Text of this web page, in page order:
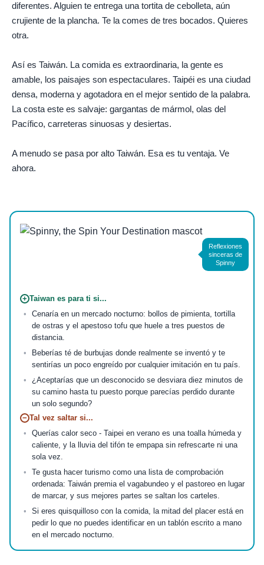
diferentes. Alguien te entrega una tortita de cebolleta, aún
crujiente de la plancha. Te la comes de tres bocados. Quieres
otra.
Así es Taiwán. La comida es extraordinaria, la gente es
amable, los paisajes son espectaculares. Taipéi es una ciudad
densa, moderna y agotadora en el mejor sentido de la palabra.
La costa este es salvaje: gargantas de mármol, olas del
Pacífico, carreteras sinuosas y desiertas.
A menudo se pasa por alto Taiwán. Esa es tu ventaja. Ve
ahora.
Reflexiones
sinceras de
Spinny
+ Taiwan es para ti si...
Cenaría en un mercado nocturno: bollos de pimienta, tortilla
de ostras y el apestoso tofu que huele a tres puestos de
distancia.
Beberías té de burbujas donde realmente se inventó y te
sentirías un poco engreído por cualquier imitación en tu país.
¿Aceptarías que un desconocido se desviara diez minutos de
su camino hasta tu puesto porque parecías perdido durante
un solo segundo?
− Tal vez saltar si...
Querías calor seco - Taipei en verano es una toalla húmeda y
caliente, y la lluvia del tifón te empapa sin refrescarte ni una
sola vez.
Te gusta hacer turismo como una lista de comprobación
ordenada: Taiwán premia el vagabundeo y el pastoreo en lugar
de marcar, y sus mejores partes se saltan los carteles.
Si eres quisquilloso con la comida, la mitad del placer está en
pedir lo que no puedes identificar en un tablón escrito a mano
en el mercado nocturno.